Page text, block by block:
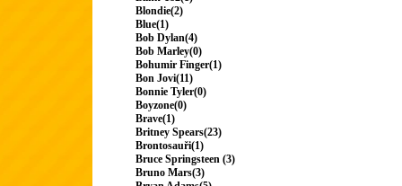
Blondie(2)
Blue(1)
Bob Dylan(4)
Bob Marley(0)
Bohumir Finger(1)
Bon Jovi(11)
Bonnie Tyler(0)
Boyzone(0)
Brave(1)
Britney Spears(23)
Brontosauři(1)
Bruce Springsteen (3)
Bruno Mars(3)